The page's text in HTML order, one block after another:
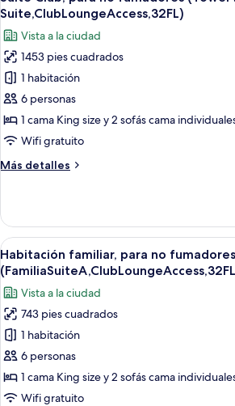
(Prince,
28F,Club
Lounge
access)
todas
las
fotos
de
Suite
Club,
para
no
(TowerView
Suite,ClubLoungeAccess,32FL)
Vista a la ciudad
1453 pies cuadrados
1 habitación
6 personas
1 cama King size y 2 sofás cama
Wifi gratuito
Más detalles
Más
Club,
para
no
fumadores
(TowerView
Suite,ClubLoungeAccess,32FL)
Abrir
todas
las
fotos
de
Habitación
familiar,
para
no
18
Habitación familiar, para no fumadores
Vista a la ciudad
743 pies cuadrados
1 habitación
6 personas
1 cama King size y 2 sofás cama
Wifi gratuito